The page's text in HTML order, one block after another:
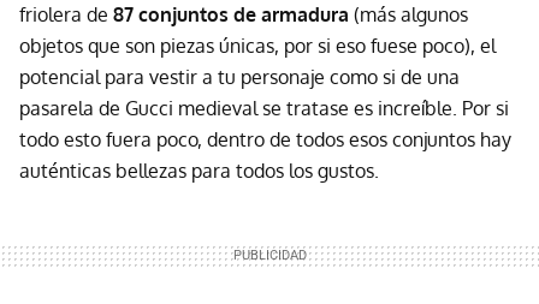
friolera de 87 conjuntos de armadura (más algunos
objetos que son piezas únicas, por si eso fuese poco), el
potencial para vestir a tu personaje como si de una
pasarela de Gucci medieval se tratase es increíble. Por si
todo esto fuera poco, dentro de todos esos conjuntos hay
auténticas bellezas para todos los gustos.